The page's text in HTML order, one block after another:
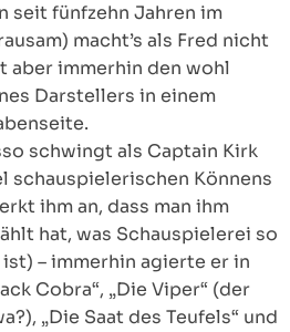
seit fünfzehn Jahren im
macht’s als Fred nicht
aber immerhin den wohl
Darstellers in einem
schwingt als Captain Kirk
schauspielerischen Könnens
ihm an, dass man ihm
hat, was Schauspielerei so
– immerhin agierte er in
Cobra“, „Die Viper“ (der
„Die Saat des Teufels“ und